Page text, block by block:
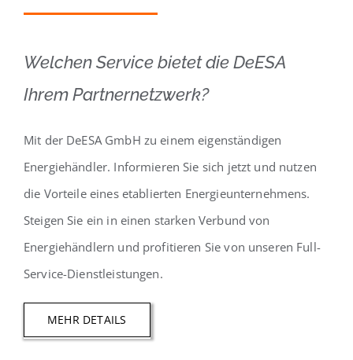
Welchen Service bietet die DeESA
Ihrem Partnernetzwerk?
Mit der DeESA GmbH zu einem eigenständigen
Energiehändler. Informieren Sie sich jetzt und nutzen
die Vorteile eines etablierten Energieunternehmens.
Steigen Sie ein in einen starken Verbund von
Energiehändlern und profitieren Sie von unseren Full-
Service-Dienstleistungen.
MEHR DETAILS